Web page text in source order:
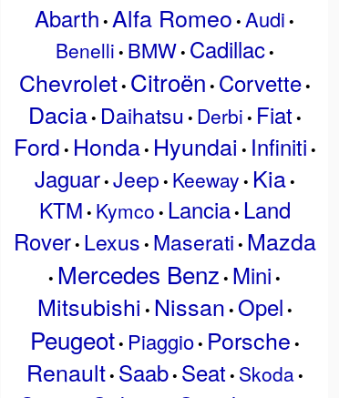
Abarth • Alfa Romeo • Audi •
Benelli • BMW• Cadillac•
Chevrolet• Citroën • Corvette•
Dacia• Daihatsu • Derbi • Fiat •
Ford • Honda• Hyundai • Infiniti •
Jaguar• Jeep • Keeway • Kia•
KTM • Kymco • Lancia• Land
Rover• Lexus • Maserati • Mazda
• Mercedes Benz • Mini •
Mitsubishi • Nissan • Opel •
Peugeot• Piaggio• Porsche •
Renault• Saab• Seat • Skoda•